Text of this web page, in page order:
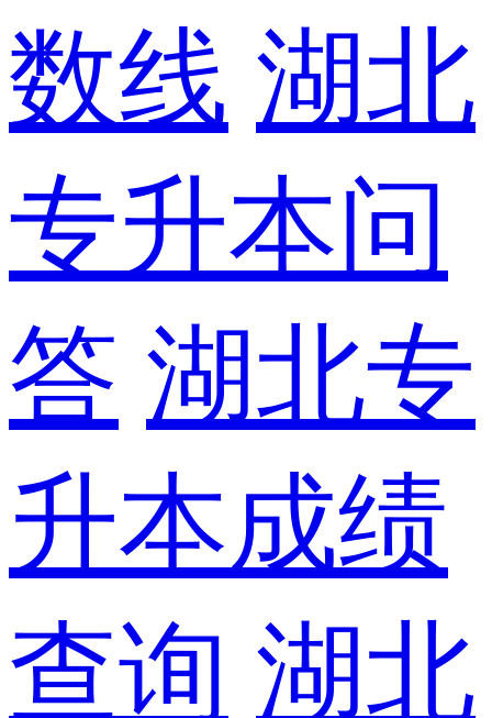
数线 湖北
专升本问
答 湖北专
升本成绩
查询 湖北